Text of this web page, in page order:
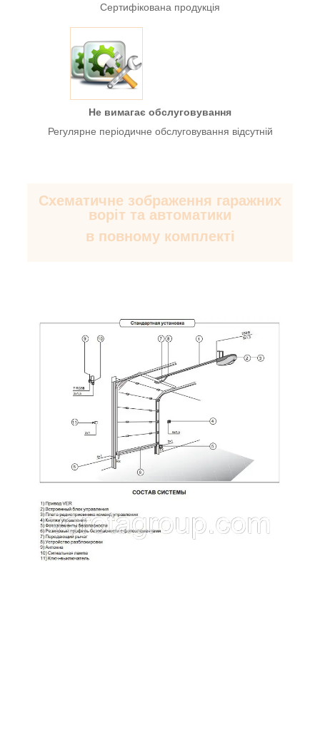
Сертифікована продукція
Не вимагає обслуговування
Регулярне періодичне обслуговування відсутній
Схематичне зображення гаражних
воріт та автоматики
в повному комплекті